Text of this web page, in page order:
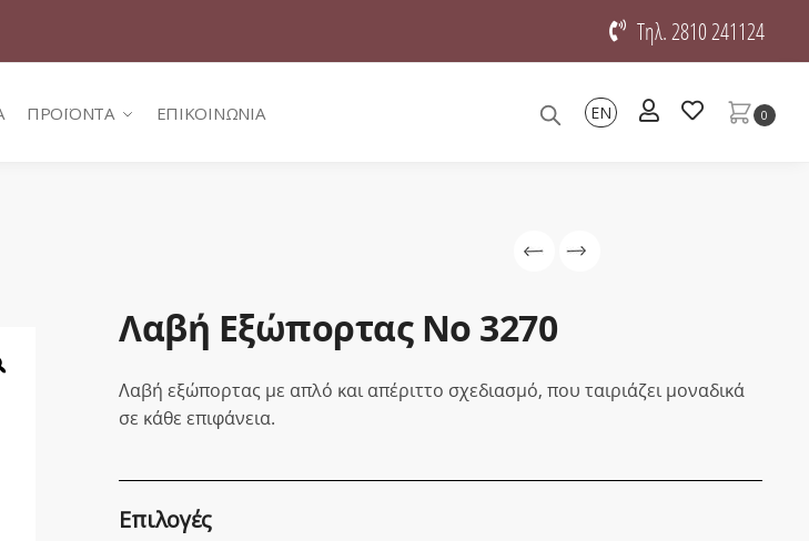
Τηλ. 2810 241124
ΠΡΟΪΟΝΤΑ ΕΠΙΚΟΙΝΩΝΙΑ EN 0
Λαβή Εξώπορτας No 3270
Λαβή εξώπορτας με απλό και απέριττο σχεδιασμό, που ταιριάζει μοναδικά
σε κάθε επιφάνεια.
Επιλογές